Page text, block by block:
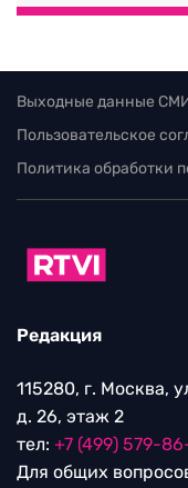
Выходные данные СМИ
Пользовательское
Политика обработки
Редакция
115280, г. Москва,
д. 26, этаж 2
тел: +7 (499) 579-
Для общих